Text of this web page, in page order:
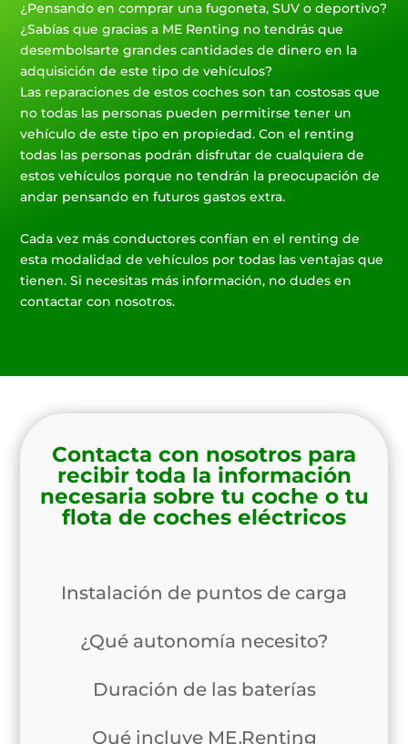
¿Pensando en comprar una fugoneta, SUV o deportivo?
¿Sabías que gracias a ME Renting no tendrás que
desembolsarte grandes cantidades de dinero en la
adquisición de este tipo de vehículos?
Las reparaciones de estos coches son tan costosas que
no todas las personas pueden permitirse tener un
vehículo de este tipo en propiedad. Con el renting
todas las personas podrán disfrutar de cualquiera de
estos vehículos porque no tendrán la preocupación de
andar pensando en futuros gastos extra.
Cada vez más conductores confían en el renting de
esta modalidad de vehículos por todas las ventajas que
tienen. Si necesitas más información, no dudes en
contactar con nosotros.
Contacta con nosotros para
recibir toda la información
necesaria sobre tu coche o tu
flota de coches eléctricos
Instalación de puntos de carga
¿Qué autonomía necesito?
Duración de las baterías
Qué incluye ME Renting